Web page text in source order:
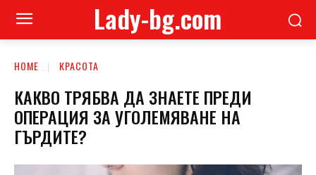
Lady-bg.com
HOME КРАСОТА
КАКВО ТРЯБВА ДА ЗНАЕТЕ ПРЕДИ
ОПЕРАЦИЯ ЗА УГОЛЕМЯВАНЕ НА
ГЪРДИТЕ?